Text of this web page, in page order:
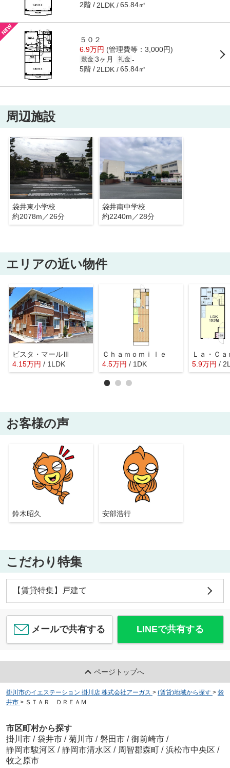
2階 2LDK 65.84㎡
５０２
6.9万円 (管理費等：3,000円)
敷金 3ヶ月 礼金 -
5階 2LDK 65.84㎡
周辺施設
袋井東小学校
約2078m／26分
袋井南中学校
約2240m／28分
エリアの近い物件
ビスタ・マールⅢ
4.15万円 / 1LDK
Ｃｈａｍｏｍｉｌｅ
4.5万円 / 1DK 5.9万円 /
お客様の声
鈴木昭久 安部浩行
こだわり特集
【賃貸特集】戸建て
メールで共有する LINEで共有する
ページトップへ
掛川市のイエステーション 掛川店 株式会社アーガス > (賃貸)地域から探す > 袋
井市 > ＳＴＡＲ ＤＲＥＡＭ
市区町村から探す
掛川市 / 袋井市 / 菊川市 / 磐田市 / 御前崎市 /
静岡市駿河区 / 静岡市清水区 / 周智郡森町 / 浜松市中央区 /
牧之原市